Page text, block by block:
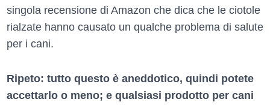
singola recensione di Amazon che dica che le ciotole
rialzate hanno causato un qualche problema di salute
per i cani.
Ripeto: tutto questo è aneddotico, quindi potete
accettarlo o meno; e qualsiasi prodotto per cani